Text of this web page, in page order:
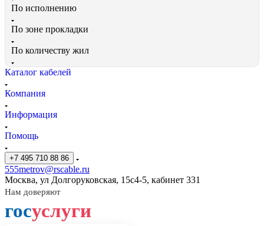
По исполнению
По зоне прокладки
По количеству жил
Каталог кабелей
Компания
Информация
Помощь
+7 495 710 88 86
555metrov@rscable.ru
Москва, ул Долгоруковская, 15с4-5, кабинет 331
Нам доверяют
госуслуги